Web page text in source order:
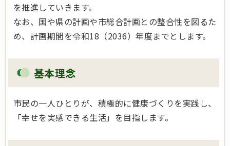
を推進していきます。
なお、国や県の計画や市総合計画との整合性を図るた
め、計画期間を令和18（2036）年度までとします。
基本理念
市民の一人ひとりが、積極的に健康づくりを実践し、
「幸せを実感できる生活」を目指します。